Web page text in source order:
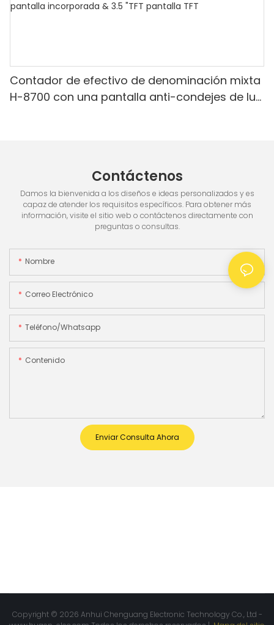
Contador de efectivo de denominación mixta
H-8700 con una pantalla anti-condejes de luz
Contáctenos
Damos la bienvenida a los diseños e ideas personalizados y es
capaz de atender los requisitos específicos. Para obtener más
información, visite el sitio web o contáctenos directamente con
preguntas o consultas.
Nombre
Correo Electrónico
Teléfono/whatsapp
Contenido
Enviar Consulta Ahora
Copyright © 2026 Anhui Chenguang Electronic Technology Co., Ltd -